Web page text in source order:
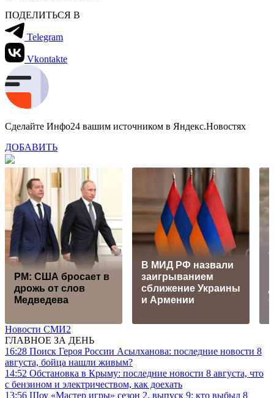
ПОДЕЛИТЬСЯ В
Telegram
Vkontakte
Сделайте Инфо24 вашим источником в Яндекс.Новостях
ДОБАВИТЬ
PM: США бросает в
дрожь от слов
Медведева
В МИД РФ назвали
заигрыванием
сближение Украины
и Армении
Новости СМИ2
ГЛАВНОЕ ЗА ДЕНЬ
16:28 Поиск Героя России Асылханова: последние новости 8
августа, бойца нашли живым?
14:52 Обстановка в Крыму: последние новости 8 августа, что
с бензином и электричеством, как доехать
13:56 Шоу «Мастер игры» сезон 2, выпуск 9: кто выбыл 8